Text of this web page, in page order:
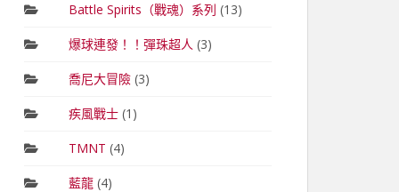
Battle Spirits（戰魂）系列 (13)
爆球連發！！彈珠超人 (3)
喬尼大冒險(3)
疾風戰士(1)
TMNT (4)
藍龍(4)